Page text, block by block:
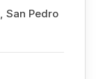
, San Pedro